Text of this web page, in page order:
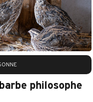
philosophe